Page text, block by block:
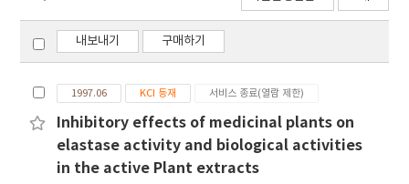
내보내기 구매하기
1997.06 KCI 등재 서비스 종료(열람 제한)
Inhibitory effects of medicinal plants on
elastase activity and biological activities
in the active Plant extracts